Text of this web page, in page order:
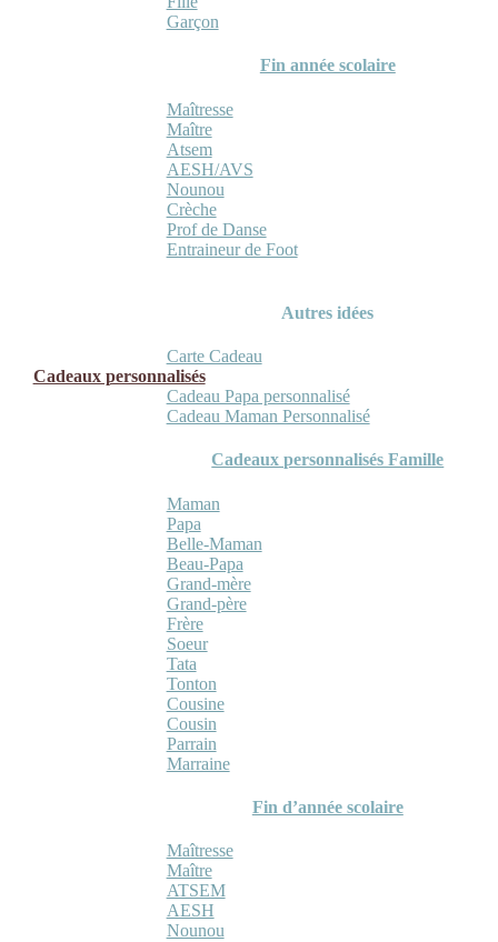
Garçon
Fin année scolaire
Maîtresse
Maître
Atsem
AESH/AVS
Nounou
Crèche
Prof de Danse
Entraineur de Foot
Autres idées
Carte Cadeau
Cadeaux personnalisés
Cadeau Papa personnalisé
Cadeau Maman Personnalisé
Cadeaux personnalisés Famille
Maman
Papa
Belle-Maman
Beau-Papa
Grand-mère
Grand-père
Frère
Soeur
Tata
Tonton
Cousine
Cousin
Parrain
Marraine
Fin d’année scolaire
Maîtresse
Maître
ATSEM
AESH
Nounou